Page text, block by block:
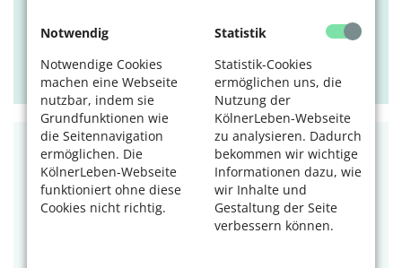
Notwendig
Notwendige Cookies
machen eine Webseite
nutzbar, indem sie
Grundfunktionen wie
die Seitennavigation
ermöglichen. Die
KölnerLeben-Webseite
funktioniert ohne diese
Cookies nicht richtig.
Statistik
Statistik-Cookies
ermöglichen uns, die
Nutzung der
KölnerLeben-Webseite
zu analysieren. Dadurch
bekommen wir wichtige
Informationen dazu, wie
wir Inhalte und
Gestaltung der Seite
verbessern können.
Tags:
Führung
Natur
Gut Leidenhausen
BILDUNG
SNW Eil-Finkenberg: Englisch-
Konversationskurs